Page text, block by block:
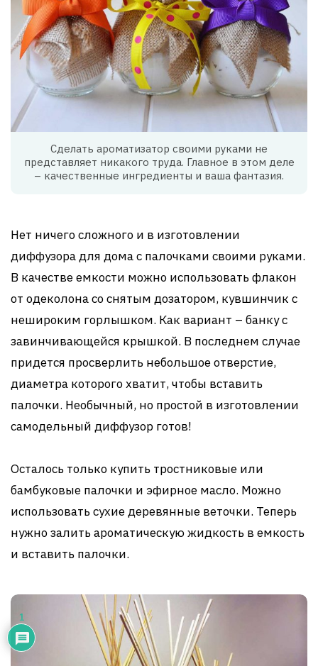
Сделать ароматизатор своими руками не
представляет никакого труда. Главное в этом деле
– качественные ингредиенты и ваша фантазия.
Нет ничего сложного и в изготовлении
диффузора для дома с палочками своими руками.
В качестве емкости можно использовать флакон
от одеколона со снятым дозатором, кувшинчик с
нешироким горлышком. Как вариант – банку с
завинчивающейся крышкой. В последнем случае
придется просверлить небольшое отверстие,
диаметра которого хватит, чтобы вставить
палочки. Необычный, но простой в изготовлении
самодельный диффузор готов!
Осталось только купить тростниковые или
бамбуковые палочки и эфирное масло. Можно
использовать сухие деревянные веточки. Теперь
нужно залить ароматическую жидкость в емкость
и вставить палочки.
1